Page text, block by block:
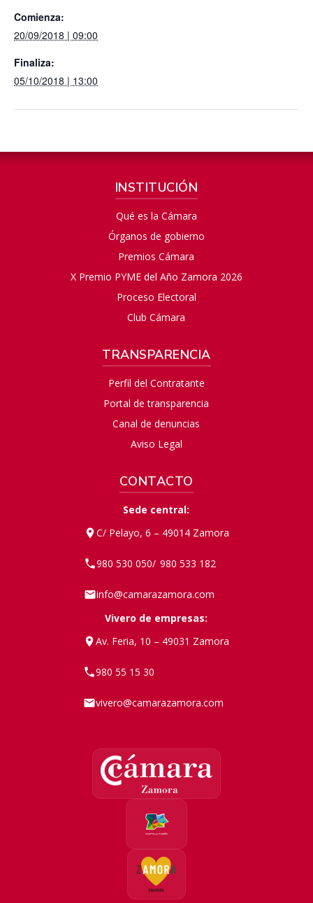
Comienza:
20/09/2018 | 09:00
Finaliza:
05/10/2018 | 13:00
INSTITUCIÓN
Qué es la Cámara
Órganos de gobierno
Premios Cámara
X Premio PYME del Año Zamora 2026
Proceso Electoral
Club Cámara
TRANSPARENCIA
Perfil del Contratante
Portal de transparencia
Canal de denuncias
Aviso Legal
CONTACTO
Sede central:
C/ Pelayo, 6 – 49014 Zamora
980 530 050/ 980 533 182
info@camarazamora.com
Vivero de empresas:
Av. Feria, 10 – 49031 Zamora
980 55 15 30
vivero@camarazamora.com